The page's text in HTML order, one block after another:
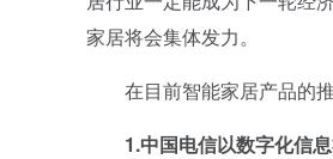
家居将会集体发力。
在目前智能家居产品的推
1.中国电信以数字化信